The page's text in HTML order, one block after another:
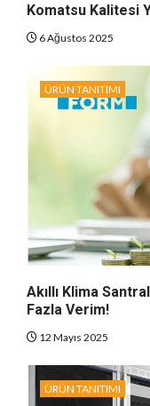
Komatsu Kalitesi
6 Ağustos 2025
ÜRÜN TANITIMI
Akıllı Klima
Fazla Verim!
12 Mayıs 2025
ÜRÜN TANITIMI